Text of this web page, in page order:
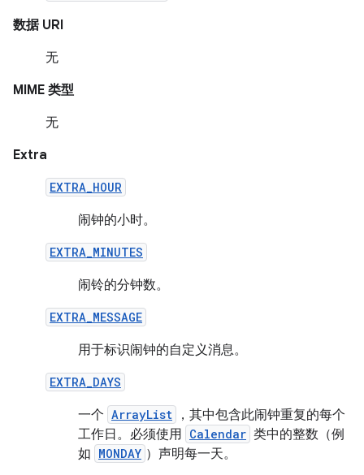
数据 URI
无
MIME 类型
无
Extra
EXTRA_HOUR
闹钟的小时。
EXTRA_MINUTES
闹铃的分钟数。
EXTRA_MESSAGE
用于标识闹钟的自定义消息。
EXTRA_DAYS
一个 ArrayList
，其中包含此闹钟重复的每个
工作日。必须使用 Calendar 类中的整数（例
如 MONDAY ）声明每一天。